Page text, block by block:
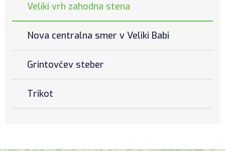
Veliki vrh zahodna stena
Nova centralna smer v Veliki Babi
Grintovčev steber
Trikot